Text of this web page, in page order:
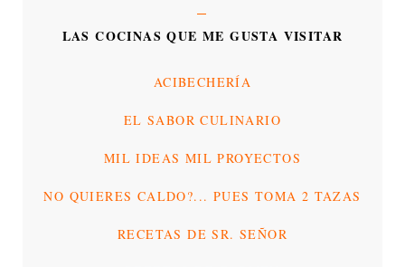
LAS COCINAS QUE ME GUSTA VISITAR
ACIBECHERÍA
EL SABOR CULINARIO
MIL IDEAS MIL PROYECTOS
NO QUIERES CALDO?... PUES TOMA 2 TAZAS
RECETAS DE SR. SEÑOR